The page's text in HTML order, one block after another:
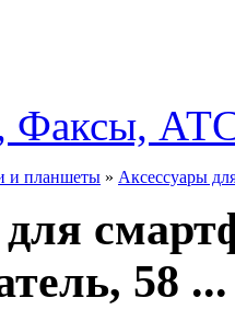
Факсы,
и планшеты » Аксессуары
58